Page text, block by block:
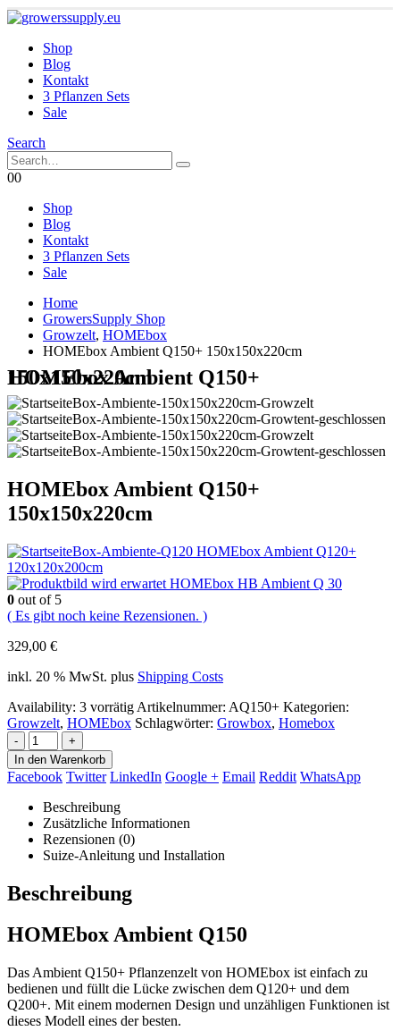
Shop
Blog
Kontakt
3 Pflanzen Sets
Sale
Search
00
Shop
Blog
Kontakt
3 Pflanzen Sets
Sale
Home
GrowersSupply Shop
Growzelt, HOMEbox
HOMEbox Ambient Q150+ 150x150x220cm
HOMEbox Ambient Q150+ 150x150x220cm
HOMEbox Ambient Q150+
150x150x220cm
HOMEbox Ambient Q120+
120x120x200cm
HOMEbox HB Ambient Q 30
0 out of 5
( Es gibt noch keine Rezensionen. )
329,00 €
inkl. 20 % MwSt. plus Shipping Costs
Availability: 3 vorrätig Artikelnummer: AQ150+ Kategorien:
Growzelt, HOMEbox Schlagwörter: Growbox, Homebox
-
+
In den Warenkorb
Facebook Twitter LinkedIn Google + Email Reddit WhatsApp
Beschreibung
Zusätzliche Informationen
Rezensionen (0)
Suize-Anleitung und Installation
Beschreibung
HOMEbox Ambient Q150
Das Ambient Q150+ Pflanzenzelt von HOMEbox ist einfach zu
bedienen und füllt die Lücke zwischen dem Q120+ und dem
Q200+. Mit einem modernen Design und unzähligen Funktionen ist
dieses Modell eines der besten.